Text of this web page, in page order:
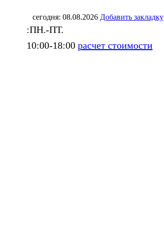
сегодня: 08.08.2026 Добавить закладку
:ПН.-ПТ.
10:00-18:00 расчет стоимости